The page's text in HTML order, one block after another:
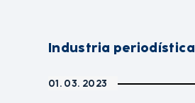
Industria periodística
01. 03. 2023